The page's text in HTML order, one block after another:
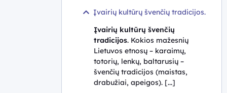
Įvairių kultūrų švenčių tradicijos.
Įvairių kultūrų švenčių
tradicijos. Kokios mažesnių
Lietuvos etnosų – karaimų,
totorių, lenkų, baltarusių –
švenčių tradicijos (maistas,
drabužiai, apeigos). [...]